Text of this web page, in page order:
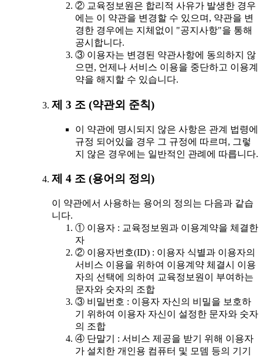
② 교육정보원은 합리적 사유가 발생한 경우
에는 이 약관을 변경할 수 있으며, 약관을 변
경한 경우에는 지체없이 "공지사항"을 통해
공시합니다.
③ 이용자는 변경된 약관사항에 동의하지 않
으면, 언제나 서비스 이용을 중단하고 이용계
약을 해지할 수 있습니다.
제 3 조 (약관외 준칙)
이 약관에 명시되지 않은 사항은 관계 법령에
규정 되어있을 경우 그 규정에 따르며, 그렇
지 않은 경우에는 일반적인 관례에 따릅니다.
제 4 조 (용어의 정의)
이 약관에서 사용하는 용어의 정의는 다음과 같습
니다.
① 이용자 : 교육정보원과 이용계약을 체결한
자
② 이용자번호(ID) : 이용자 식별과 이용자의
서비스 이용을 위하여 이용계약 체결시 이용
자의 선택에 의하여 교육정보원이 부여하는
문자와 숫자의 조합
③ 비밀번호 : 이용자 자신의 비밀을 보호하
기 위하여 이용자 자신이 설정한 문자와 숫자
의 조합
④ 단말기 : 서비스 제공을 받기 위해 이용자
가 설치한 개인용 컴퓨터 및 모뎀 등의 기기